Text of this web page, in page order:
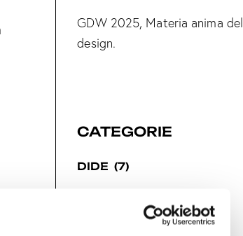
GDW 2025, Materia anima del
design.
CATEGORIE
DIDE (7)
GDW 2019 (1)